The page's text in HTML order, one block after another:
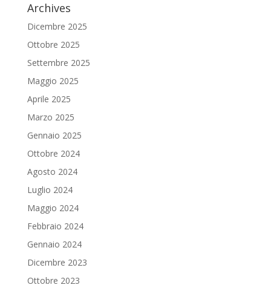
Archives
Dicembre 2025
Ottobre 2025
Settembre 2025
Maggio 2025
Aprile 2025
Marzo 2025
Gennaio 2025
Ottobre 2024
Agosto 2024
Luglio 2024
Maggio 2024
Febbraio 2024
Gennaio 2024
Dicembre 2023
Ottobre 2023